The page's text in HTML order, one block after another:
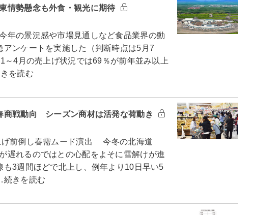
情勢懸念も外食・観光に期待
年の景況感や市場見通しなど食品業界の動
ンケートを実施した（判断時点は5月7
～4月の売上げ状況では69％が前年並み以上
を読む
商戦動向 シーズン商材は活発な荷動き
倒し春需ムード演出 今冬の北海道
遅れるのではとの心配をよそに雪解けが進
3週間ほどで北上し、例年より10日早い5
続きを読む